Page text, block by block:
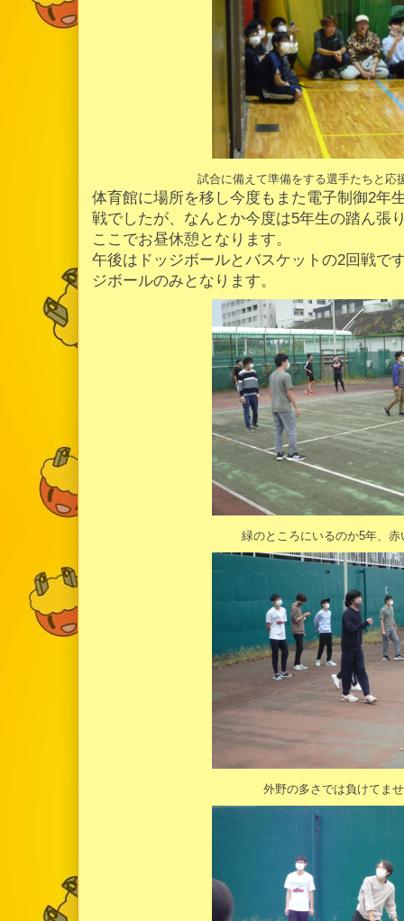
試合に備えて準備をする選手たちと応
体育館に場所を移し今度もまた電子制御2年
戦でしたが、なんとか今度は5年生の踏ん張
ここでお昼休憩となります。
午後はドッジボールとバスケットの2回戦で
ジボールのみとなります。
緑のところにいるのか5年、
外野の多さでは負けてま